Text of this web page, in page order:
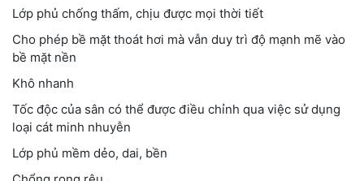
Lớp phủ chống thấm, chịu được mọi thời tiết
Cho phép bề mặt thoát hơi mà vẫn duy trì độ mạnh mẽ vào
bề mặt nền
Khô nhanh
Tốc độc của sân có thể được điều chỉnh qua việc sử dụng
loại cát minh nhuyễn
Lớp phủ mềm dẻo, dai, bền